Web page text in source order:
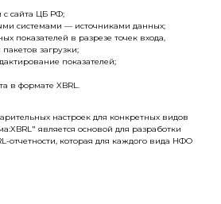
с сайта ЦБ РФ;
системами — источниками данных;
показателей в разрезе точек входа,
загрузки;
показателей;
в формате XBRL.
настроек для конкретных видов
является основой для разработки
отчетности, которая для каждого вида НФО